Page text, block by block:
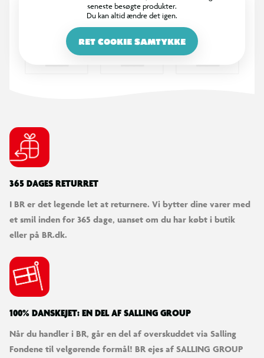
seneste besøgte produkter.
Du kan altid ændre det igen.
RET COOKIE SAMTYKKE
365 DAGES RETURRET
I BR er det legende let at returnere. Vi bytter dine varer med
et smil inden for 365 dage, uanset om du har købt i butik
eller på BR.dk.
100% DANSKEJET: EN DEL AF SALLING GROUP
Når du handler i BR, går en del af overskuddet via Salling
Fondene til velgørende formål! BR ejes af SALLING GROUP